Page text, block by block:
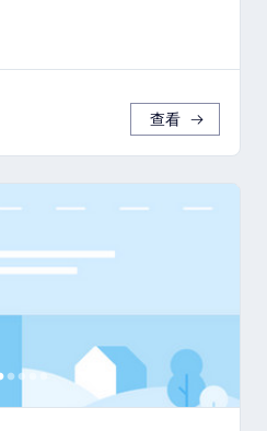
查看